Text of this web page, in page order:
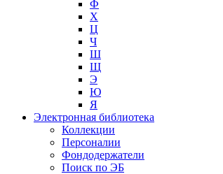
Ф
Х
Ц
Ч
Ш
Щ
Э
Ю
Я
Электронная библиотека
Коллекции
Персоналии
Фондодержатели
Поиск по ЭБ